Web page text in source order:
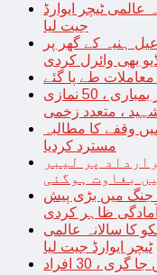
عالمی ٹیچر ایوارڈ
جیت لیا
ہنیہ کے گھر پر
بھی وائرل کردی
طے پا گئے
غزہ ، قاتل اسرائیلی فوج کی مسجد پر بمباری ، 50 نمازی
، متعدد زخمی
وقفے کا مطالبہ
مسترد کردیا
پر لیبر
بغاوت ہوگئی
جنگ میں بڑی پیش
ظاہر کردی
کا سالانہ عالمی
ٹیچر ایوارڈ جیت لیا
مقبوضہ کشمیر ، مسافر بس کھائی میں جا گری ، 30 افراد